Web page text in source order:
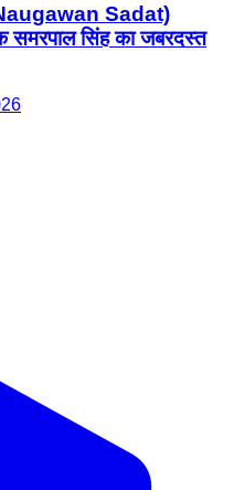
(Naugawan Sadat)
समरपाल सिंह का जबरदस्त